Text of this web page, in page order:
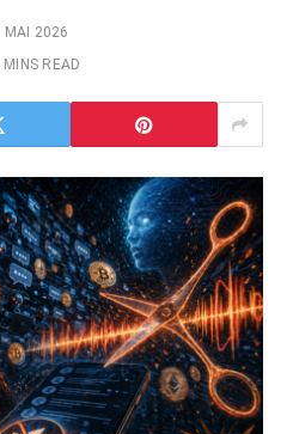
MAI 2026
MINS READ